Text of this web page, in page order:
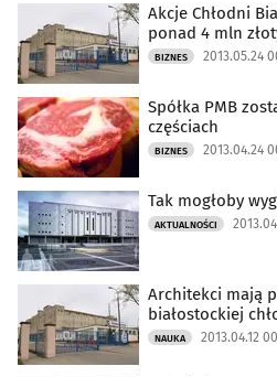
Akcje Chłodni
ponad 4 mln
BIZNES 2013.05.24
Spółka PMB
częściach
BIZNES 2013.04.24
Tak mogłoby
AKTUALNOŚCI
Architekci mają
białostockiej
NAUKA 2013.04.12